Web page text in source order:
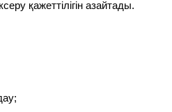
қажеттілігін азайтады.